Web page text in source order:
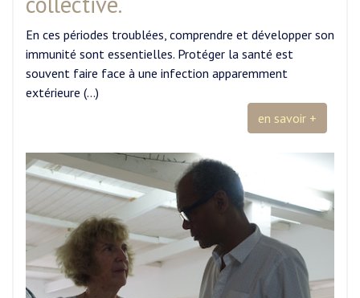
En ces périodes troublées, comprendre et développer son
immunité sont essentielles. Protéger la santé est
souvent faire face à une infection apparemment
extérieure (…)
en savoir +